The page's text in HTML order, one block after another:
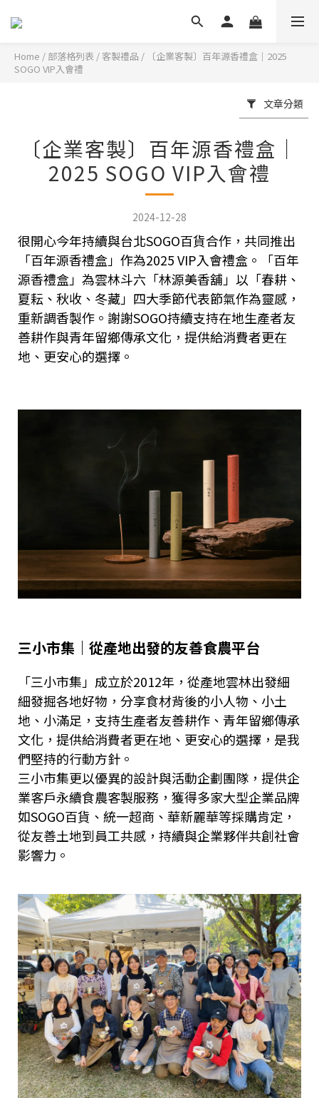
Home / 部落格列表 / 客製禮品 /
〔企業客製〕百年源香禮盒｜2025
SOGO VIP入會禮
文章分類
〔企業客製〕百年源香禮盒｜
2025 SOGO VIP入會禮
2024-12-28
很開心今年持續與台北SOGO百貨合作，共同推出
「百年源香禮盒」作為2025 VIP入會禮盒。「百年
源香禮盒」為雲林斗六「林源美香舖」以「春耕、
夏耘、秋收、冬藏」四大季節代表節氣作為靈感，
重新調香製作。謝謝SOGO持續支持在地生產者友
善耕作與青年留鄉傳承文化，提供給消費者更在
地、更安心的選擇。
三小市集｜從產地出發的友善食農平台
「三小市集」成立於2012年，從產地雲林出發細
細發掘各地好物，分享食材背後的小人物、小土
地、小滿足，支持生產者友善耕作、青年留鄉傳承
文化，提供給消費者更在地、更安心的選擇，是我
們堅持的行動方針。
三小市集更以優異的設計與活動企劃團隊，提供企
業客戶永續食農客製服務，獲得多家大型企業品牌
如SOGO百貨、統一超商、華新麗華等採購肯定，
從友善土地到員工共感，持續與企業夥伴共創社會
影響力。